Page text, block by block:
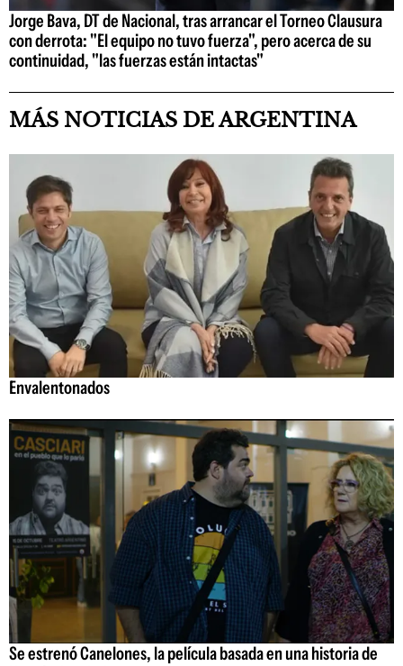
Jorge Bava, DT de Nacional, tras arrancar el Torneo Clausura
con derrota: "El equipo no tuvo fuerza", pero acerca de su
continuidad, "las fuerzas están intactas"
MÁS NOTICIAS DE ARGENTINA
Envalentonados
Se estrenó Canelones, la película basada en una historia de